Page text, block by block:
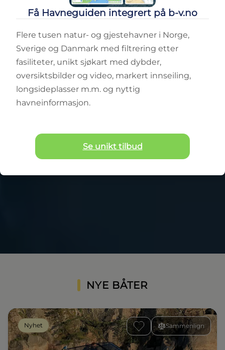
NYE BÅTER
Sammenlign
Nyhet
Få Havneguiden integrert på b-v.no
Flere tusen natur- og gjestehavner i Norge,
Sverige og Danmark med filtrering etter
fasiliteter, unikt sjøkart med dybder,
oversiktsbilder og video, markert innseiling,
longsideplasser m.m. og nyttig
havneinformasjon.
Se unikt tilbud